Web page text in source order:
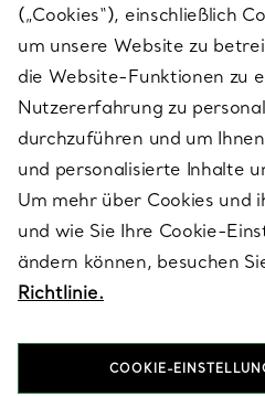
SERVICES
ÜBER TIFFANY & CO.
RECHTLICHE HINWEISE
FOLGEN SIE UNS
(„Cookies“), einschließlich
um unsere Website zu
die Website-Funktionen zu
Nutzererfahrung zu
durchzuführen und um
und personalisierte Inhalte
Um mehr über Cookies und
und wie Sie Ihre Cookie-
ändern können, besuchen
Richtlinie.
COOKIE-